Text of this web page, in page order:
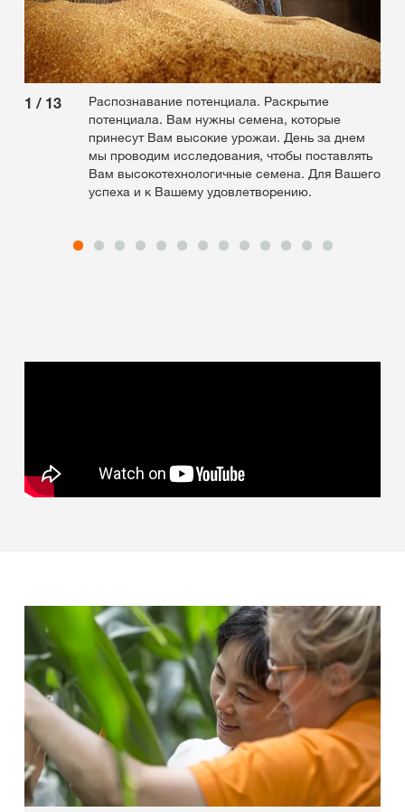
1 / 13
Распознавание потенциала. Раскрытие
потенциала. Вам нужны семена, которые
принесут Вам высокие урожаи. День за днем
мы проводим исследования, чтобы поставлять
Вам высокотехнологичные семена. Для Вашего
успеха и к Вашему удовлетворению.